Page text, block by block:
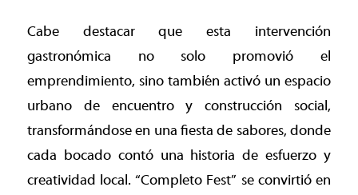
Cabe destacar que esta intervención
gastronómica no solo promovió el
emprendimiento, sino también activó un espacio
urbano de encuentro y construcción social,
transformándose en una fiesta de sabores, donde
cada bocado contó una historia de esfuerzo y
creatividad local. “Completo Fest” se convirtió en